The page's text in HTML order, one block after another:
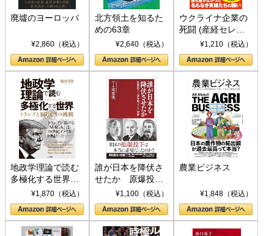
廃墟のヨーロッパ
¥2,860（税込）
北方領土を知るた
めの63章
¥2,640（税込）
ウクライナ企業の
死闘 (産経セレク
ト S 039)¥1,210（税込）
地政学理論で読む
多極化する世界：
トランプとBRICS
の挑戦
¥1,870（税込）
誰が日本を降伏さ
せたか 原爆投
下、ソ連参戦、そ
して聖断 (PHP新
書)
¥1,100（税込）
農業ビジネス
¥1,848（税込）